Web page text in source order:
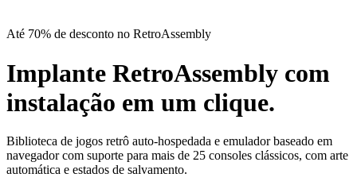
Até 70% de desconto no RetroAssembly
Implante RetroAssembly com
instalação em um clique.
Biblioteca de jogos retrô auto-hospedada e emulador baseado em
navegador com suporte para mais de 25 consoles clássicos, com arte
automática e estados de salvamento.